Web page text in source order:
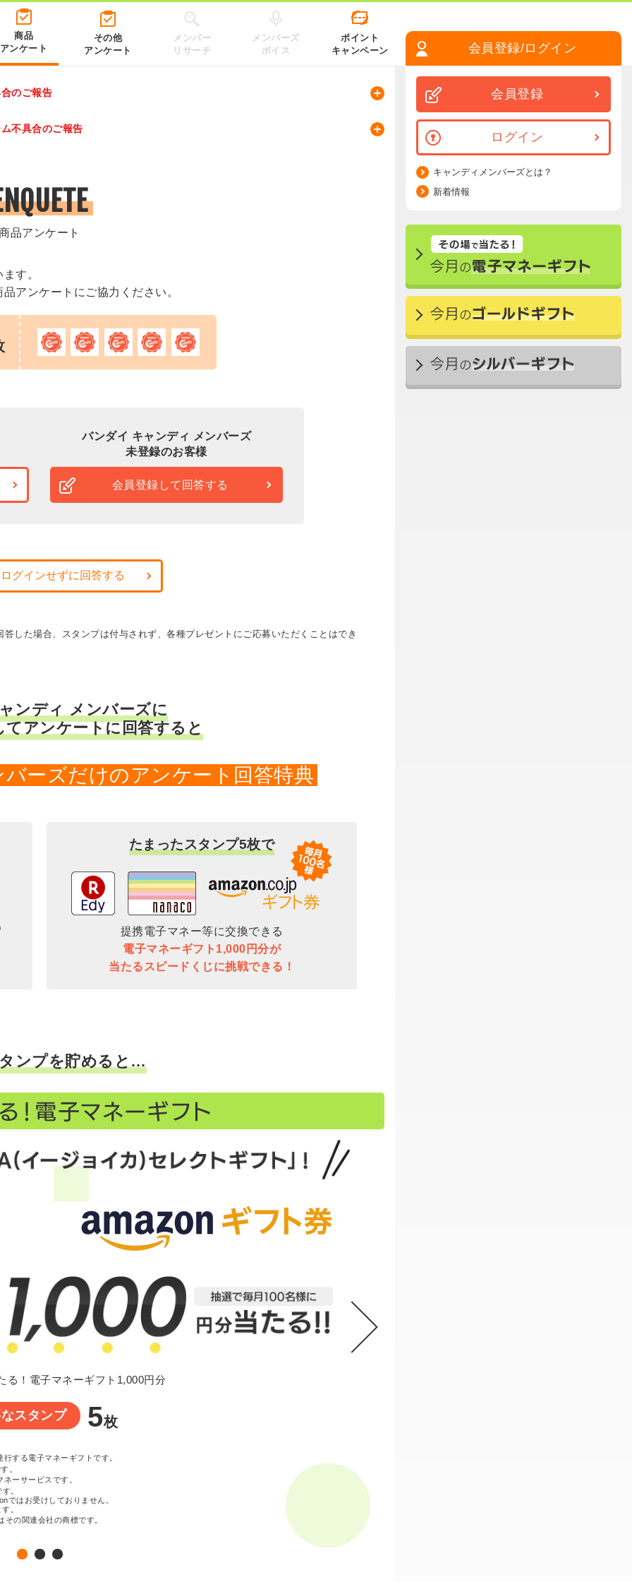
商品
アンケート
その他
アンケート
メンバー
リサーチ
メンバーズ
ボイス
ポイント
キャンペーン
のご報告
不具合のご報告
品アンケート
す。
アンケートにご協力ください。
バンダイ キャンディ メンバーズ
未登録のお客様
会員登録して回答する
グインせずに回答する
した場合、スタンプは付与されず、各種プレゼントにご応募いただくことはでき
ンディ メンバーズに
アンケートに回答すると
ーズだけのアンケート回答特典
たまったスタンプ5枚で
提携電子マネー等に交換できる
電子マネーギフト1,000円分が
当たるスピードくじに挑戦できる！
ンプを貯めると…
る！電子マネーギフト1,000円分
スタンプ 5枚
する電子マネーギフトです。
。
ーサービスです。
。
ではお受けしておりません。
。
の関連会社の商標です。
会員登録/ログイン
会員登録
ログイン
キャンディメンバーズとは？
新着情報